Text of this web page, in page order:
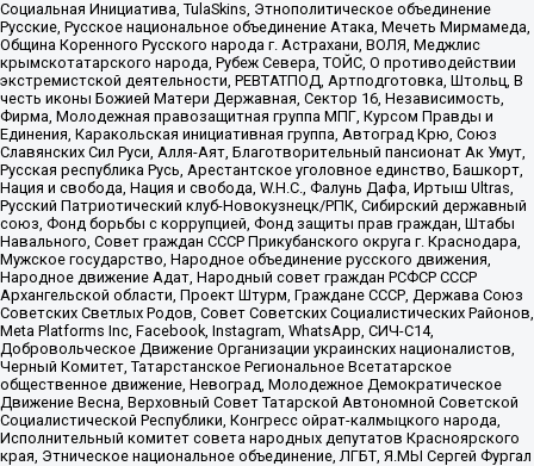
Социальная Инициатива, TulaSkins, Этнополитическое объединение
Русские, Русское национальное объединение Атака, Мечеть Мирмамеда,
Община Коренного Русского народа г. Астрахани, ВОЛЯ, Меджлис
крымскотатарского народа, Рубеж Севера, ТОЙС, О противодействии
экстремистской деятельности, РЕВТАТПОД, Артподготовка, Штольц, В
честь иконы Божией Матери Державная, Сектор 16, Независимость,
Фирма, Молодежная правозащитная группа МПГ, Курсом Правды и
Единения, Каракольская инициативная группа, Автоград Крю, Союз
Славянских Сил Руси, Алля-Аят, Благотворительный пансионат Ак Умут,
Русская республика Русь, Арестантское уголовное единство, Башкорт,
Нация и свобода, Нация и свобода, W.H.С., Фалунь Дафа, Иртыш Ultras,
Русский Патриотический клуб-Новокузнецк/РПК, Сибирский державный
союз, Фонд борьбы с коррупцией, Фонд защиты прав граждан, Штабы
Навального, Совет граждан СССР Прикубанского округа г. Краснодара,
Мужское государство, Народное объединение русского движения,
Народное движение Адат, Народный совет граждан РСФСР СССР
Архангельской области, Проект Штурм, Граждане СССР, Держава Союз
Советских Светлых Родов, Совет Советских Социалистических Районов,
Meta Platforms Inc, Facebook, Instagram, WhatsApp, СИЧ-С14,
Добровольческое Движение Организации украинских националистов,
Черный Комитет, Татарстанское Региональное Всетатарское
общественное движение, Невоград, Молодежное Демократическое
Движение Весна, Верховный Совет Татарской Автономной Советской
Социалистической Республики, Конгресс ойрат-калмыцкого народа,
Исполнительный комитет совета народных депутатов Красноярского
края, Этническое национальное объединение, ЛГБТ, Я.МЫ Сергей Фургал